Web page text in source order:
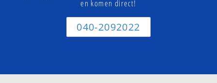
en komen direct!
040-2092022